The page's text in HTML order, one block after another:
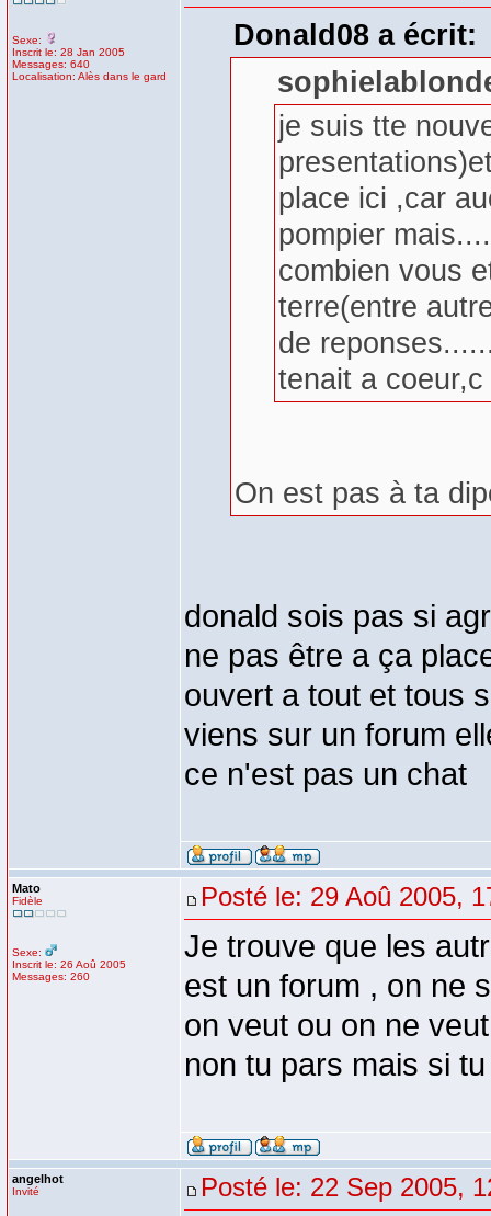
Sexe:
Inscrit le: 28 Jan 2005
Messages: 640
Localisation: Alès dans le gard
Donald08 a écrit:
je suis tte
place ici ,car
pompier
combien vous
terre(entre
de
tenait a
On est pas à ta
donald sois pas si
ne pas être a ça
ouvert a tout et tous
viens sur un forum
ce n'est pas un chat
Mato
Fidèle
Sexe:
Inscrit le: 26 Aoû 2005
Messages: 260
Posté le: 29 Aoû 2005,
Je trouve que les
est un forum , on ne
on veut ou on ne
non tu pars mais si
angelhot
Invité Posté le: 22 Sep 2005,